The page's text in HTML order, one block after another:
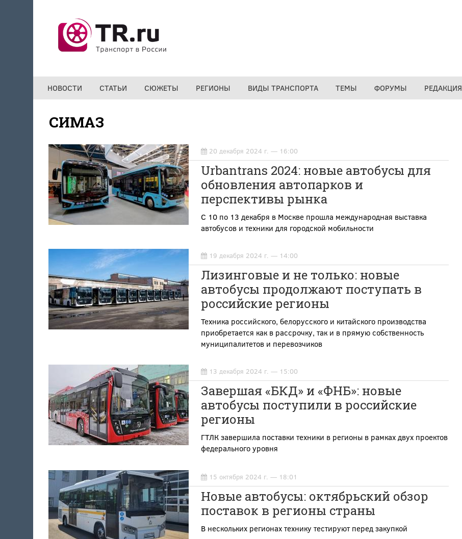
НОВОСТИ СТАТЬИ СЮЖЕТЫ РЕГИОНЫ ВИДЫ ТРАНСПОРТА ТЕМЫ ФОРУМЫ РЕДАКЦИЯ
СИМАЗ
20 декабря 2024 г. — 16:00
Urbantrans 2024: новые автобусы для
обновления автопарков и
перспективы рынка
С 10 по 13 декабря в Москве прошла международная выставка
автобусов и техники для городской мобильности
19 декабря 2024 г. — 14:00
Лизинговые и не только: новые
автобусы продолжают поступать в
российские регионы
Техника российского, белорусского и китайского производства
приобретается как в рассрочку, так и в прямую собственность
муниципалитетов и перевозчиков
13 декабря 2024 г. — 15:00
Завершая «БКД» и «ФНБ»: новые
автобусы поступили в российские
регионы
ГТЛК завершила поставки техники в регионы в рамках двух проектов
федерального уровня
15 октября 2024 г. — 18:01
Новые автобусы: октябрьский обзор
поставок в регионы страны
В нескольких регионах технику тестируют перед закупкой